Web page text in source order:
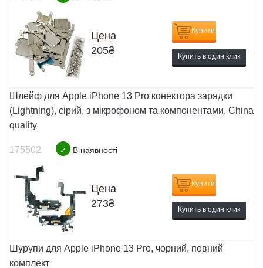
Цена
205₴
Купити
Купить в один клик
Шлейф для Apple iPhone 13 Pro конектора зарядки
(Lightning), сірий, з мікрофоном та компонентами, China
quality
175502 ✓ В наявності
Цена
273₴
Купити
Купить в один клик
Шурупи для Apple iPhone 13 Pro, чорний, повний
комплект